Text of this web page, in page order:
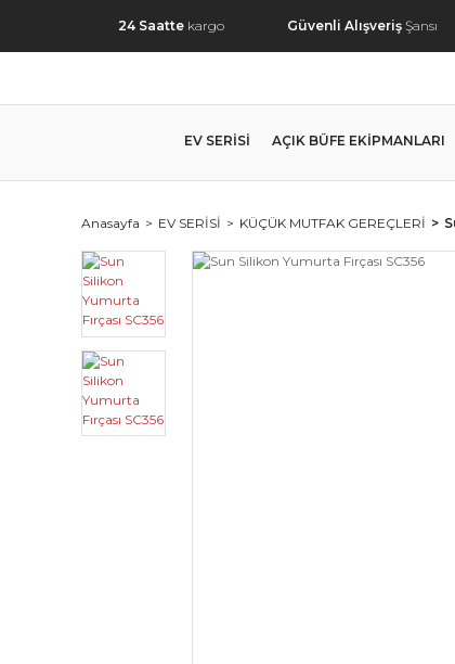
24 Saatte kargo Güvenli Alışveriş Şansı
EV SERİSİ AÇIK BÜFE EKİPMANLARI
Anasayfa EV SERİSİ KÜÇÜK MUTFAK GEREÇLERİ